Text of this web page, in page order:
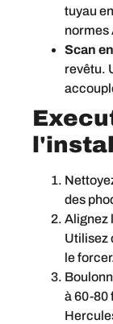
tuyau
normes
Scan
revêtu.
des
Alignez
Utilisez
le
à 60-80